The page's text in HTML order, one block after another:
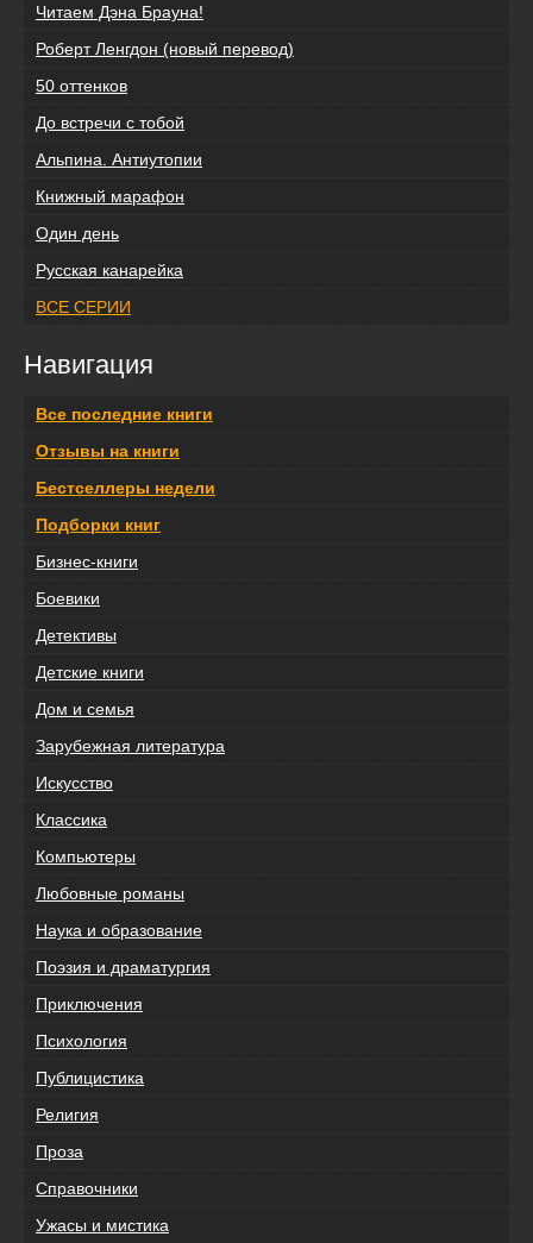
Читаем Дэна Брауна!
Роберт Ленгдон (новый перевод)
50 оттенков
До встречи с тобой
Альпина. Антиутопии
Книжный марафон
Один день
Русская канарейка
ВСЕ СЕРИИ
Навигация
Все последние книги
Отзывы на книги
Бестселлеры недели
Подборки книг
Бизнес-книги
Боевики
Детективы
Детские книги
Дом и семья
Зарубежная литература
Искусство
Классика
Компьютеры
Любовные романы
Наука и образование
Поэзия и драматургия
Приключения
Психология
Публицистика
Религия
Проза
Справочники
Ужасы и мистика